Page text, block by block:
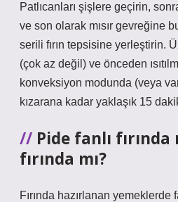
Patlıcanları şişlere geçirin,
ve son olarak mısır gevreğine
serili fırın tepsisine yerleştirin.
(çok az değil) ve önceden
konveksiyon modunda (veya
kızarana kadar yaklaşık 15
Pide fanlı fırında
fırında mı?
Fırında hazırlanan